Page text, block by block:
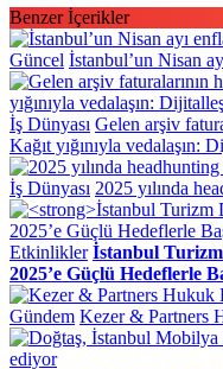
Benzer İçerikler
Güncel İstanbul’un Nisan
İş Dünyası Gelen arşiv
Kağıt yığınıyla vedalaşın:
İş Dünyası 2025 yılında
Etkinlikler İstanbul Turizm
2025’e Güçlü Hedeflerle
Gündem Kezer & Partners